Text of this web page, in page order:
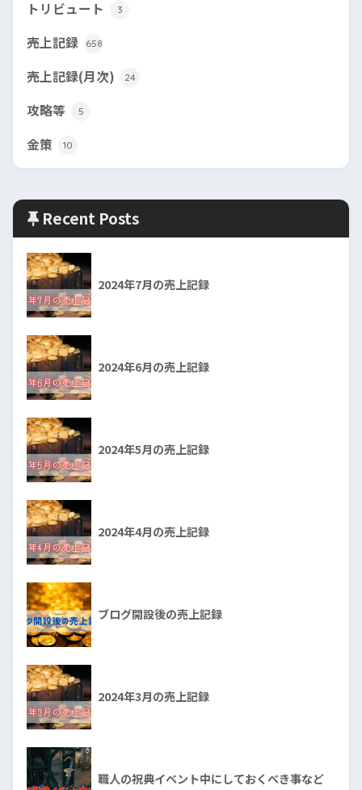
トリビュート 3
売上記録 658
売上記録(月次) 24
攻略等 5
金策 10
Recent Posts
2024年7月の売上記録
2024年6月の売上記録
2024年5月の売上記録
2024年4月の売上記録
ブログ開設後の売上記録
2024年3月の売上記録
職人の祝典イベント中にしておくべき事など